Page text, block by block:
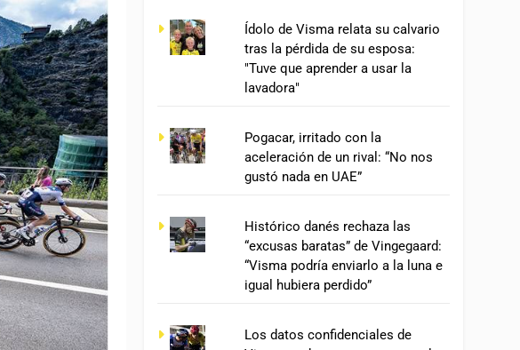
Ídolo de Visma relata su calvario
tras la pérdida de su esposa:
"Tuve que aprender a usar la
lavadora"
Pogacar, irritado con la
aceleración de un rival: “No nos
gustó nada en UAE”
Histórico danés rechaza las
“excusas baratas” de Vingegaard:
“Visma podría enviarlo a la luna e
igual hubiera perdido”
Los datos confidenciales de